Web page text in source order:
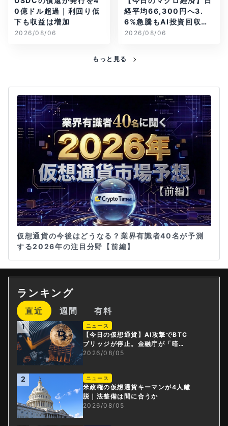
0億ドル超過｜利回り低
下も収益は増加
2026/08/06
経平均66,300円へ3.
6%急騰もAI投資回収懸
念が再燃
2026/08/06
もっと見る
仮想通貨の今後はどうなる？業界有識者40名が予測
する2026年の注目分野【前編】
ランキング
直近 週間 有料
1 ニュース
【今日の仮想通貨】AI攻撃でBTC
ブリッジが停止。金融庁が「暗号
資産・ステーブルコイン課」新設
2026/08/05
2 ニュース
米政権の仮想通貨キーマンが4人離
脱｜法整備は間に合うか
2026/08/05